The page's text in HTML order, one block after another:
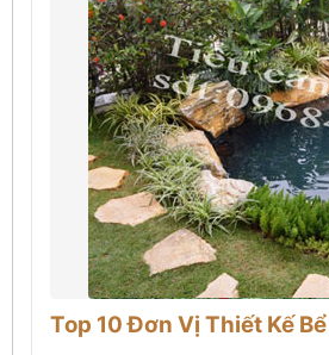
Top 10 Đơn Vị Thiết Kế